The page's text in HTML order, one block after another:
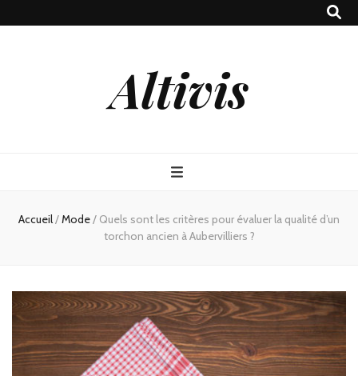
Altivis
Accueil/Mode/ Quels sont les critères pour évaluer la qualité d’un
torchon ancien à Aubervilliers ?